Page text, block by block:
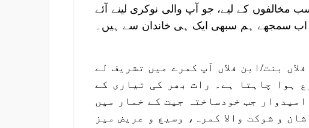
کے لیے، جو آپ والی نوکری لینے آئے
اب سمجھے ہم سبھی ایک ہی خاندان سے ہیں۔
بنت/ابن فلاں آپ کمرے میں تشریف لے
ہوا چاہتا ہے۔ رات بھر کی تیاری کے
امیدوار جب خودساختہ جیت کے خمار میں
و شوکت والا کمرہ، وسیع و عریض میز